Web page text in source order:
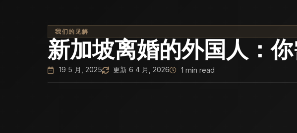
我们的见解
新加坡离婚的外国人：
19 5 月, 2025 更新 6 4 月, 2026 1 min read